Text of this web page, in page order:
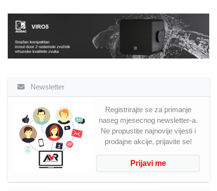
Newsletter
Registrirajte se za primanje
naseg mjesecnog newsletter-a.
Ne propustite najnovije vijesti i
prodajne akcije, prijavite se!
Prijavi me